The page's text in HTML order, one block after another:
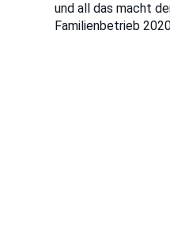
und all das macht
Familienbetrieb